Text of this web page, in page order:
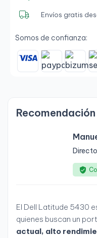
Envíos gratis
Somos de confianza:
El Dell Latitude 5430
quienes buscan un
actual, alto